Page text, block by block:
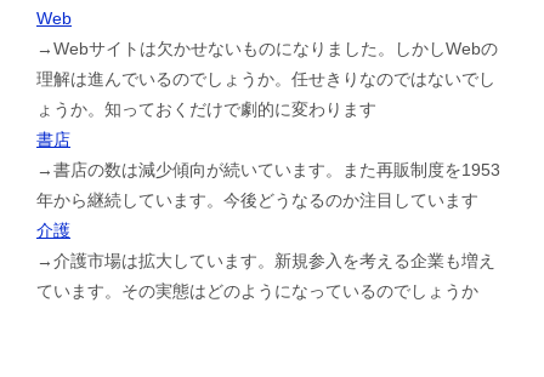
Web
→Webサイトは欠かせないものになりました。しかしWebの
理解は進んでいるのでしょうか。任せきりなのではないでし
ょうか。知っておくだけで劇的に変わります
書店
→書店の数は減少傾向が続いています。また再販制度を1953
年から継続しています。今後どうなるのか注目しています
介護
→介護市場は拡大しています。新規参入を考える企業も増え
ています。その実態はどのようになっているのでしょうか